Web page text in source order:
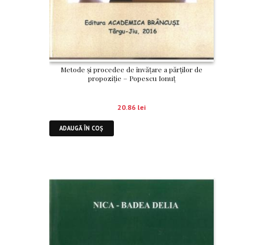
Metode și procedee de învățare a părților de
propoziție – Popescu Ionuț
20.86 lei
ADAUGĂ ÎN COȘ